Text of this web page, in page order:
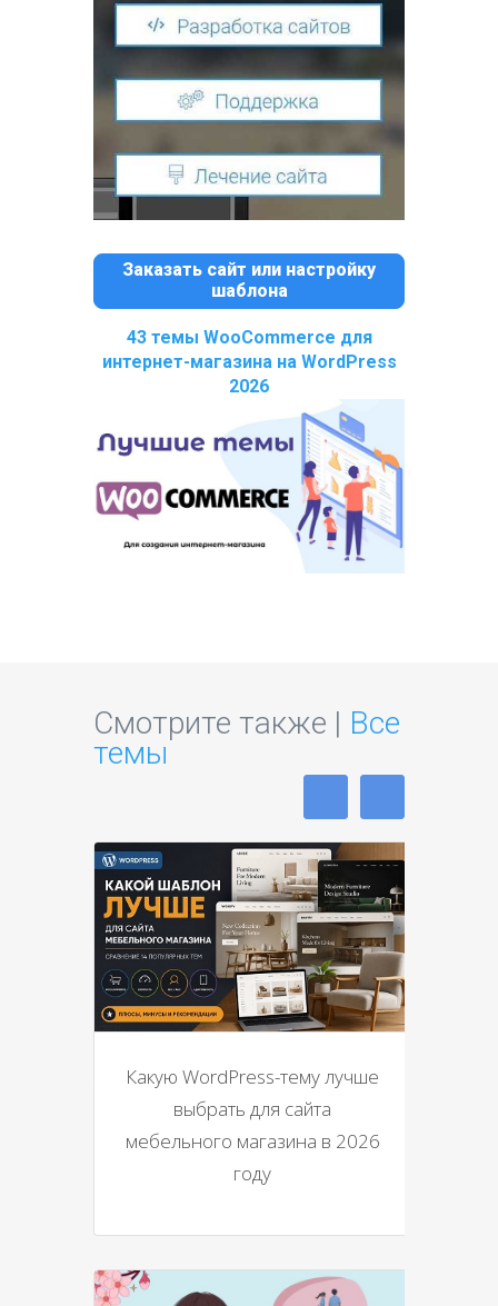
Заказать сайт или настройку
шаблона
43 темы WooCommerce для
интернет-магазина на WordPress
2026
Смотрите также | Все
темы
Какую WordPress-тему лучше
выбрать для сайта
мебельного магазина в 2026
году